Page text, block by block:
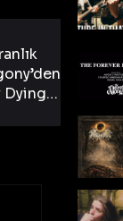
Dying